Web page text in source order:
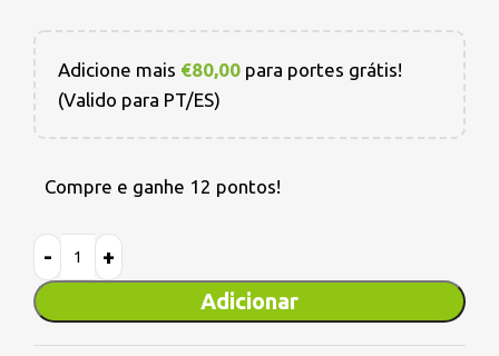
Adicione mais €80,00 para portes grátis!
(Valido para PT/ES)
Compre e ganhe 12 pontos!
Adicionar